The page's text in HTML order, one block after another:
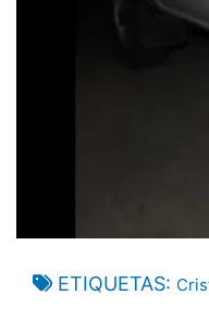
ETIQUETAS